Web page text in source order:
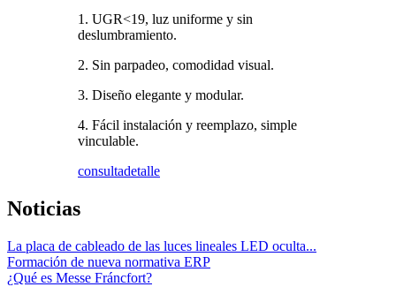
1. UGR<19, luz uniforme y sin
deslumbramiento.
2. Sin parpadeo, comodidad visual.
3. Diseño elegante y modular.
4. Fácil instalación y reemplazo, simple
vinculable.
consultadetalle
Noticias
La placa de cableado de las luces lineales LED oculta...
Formación de nueva normativa ERP
¿Qué es Messe Fráncfort?